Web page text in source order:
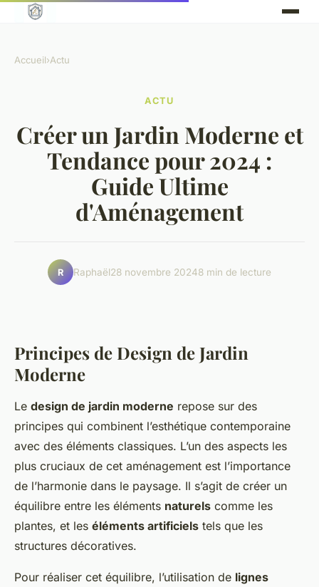
Accueil›Actu
ACTU
Créer un Jardin Moderne et
Tendance pour 2024 :
Guide Ultime
d'Aménagement
R Raphaël28 novembre 20248 min de lecture
Principes de Design de Jardin
Moderne
Le design de jardin moderne repose sur des
principes qui combinent l’esthétique contemporaine
avec des éléments classiques. L’un des aspects les
plus cruciaux de cet aménagement est l’importance
de l’harmonie dans le paysage. Il s’agit de créer un
équilibre entre les éléments naturels comme les
plantes, et les éléments artificiels tels que les
structures décoratives.
Pour réaliser cet équilibre, l’utilisation de lignes